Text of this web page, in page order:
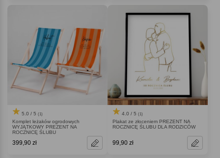
5.0 / 5 (1)
Komplet leżaków ogrodowych
WYJĄTKOWY PREZENT NA
ROCZNICĘ ŚLUBU
399,90 zł
4.0 / 5 (1)
Plakat ze złoceniem PREZENT NA
ROCZNICĘ ŚLUBU DLA RODZICÓW
99,90 zł